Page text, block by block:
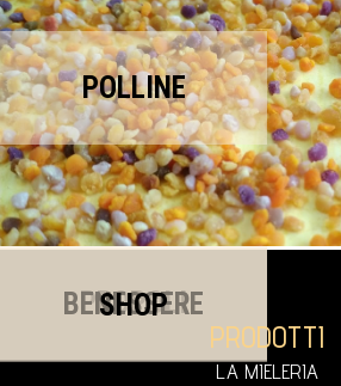
POLLINE
PROPOLI
BENESSERE
SHOP
PRODOTTI
LA MIELERIA